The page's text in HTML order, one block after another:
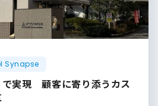
Synapse
で実現 顧客に寄り添うカス